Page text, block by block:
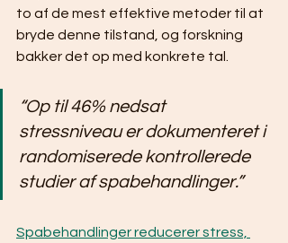
to af de mest effektive metoder til at
bryde denne tilstand, og forskning
bakker det op med konkrete tal.
“Op til 46% nedsat
stressniveau er dokumenteret i
randomiserede kontrollerede
studier af spabehandlinger.”
Spabehandlinger reducerer stress,